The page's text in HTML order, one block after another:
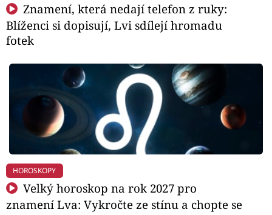
Znamení, která nedají telefon z ruky:
Blíženci si dopisují, Lvi sdílejí hromadu
fotek
HOROSKOPY
Velký horoskop na rok 2027 pro
znamení Lva: Vykročte ze stínu a chopte se